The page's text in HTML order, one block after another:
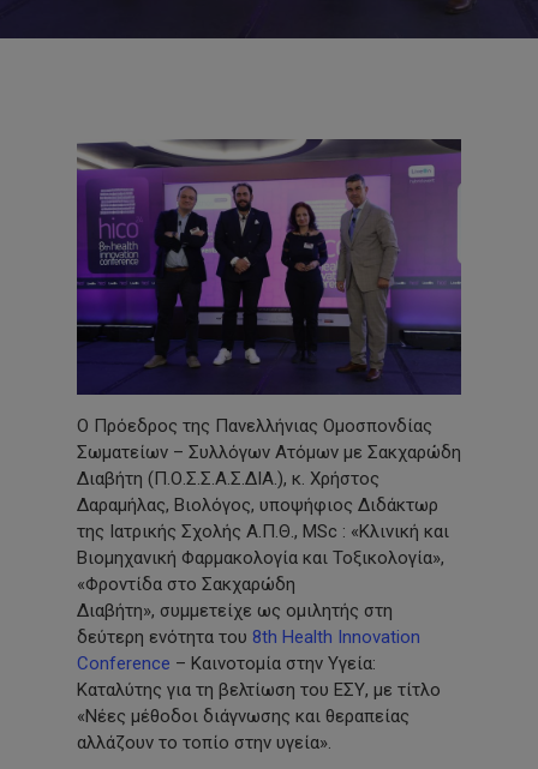
O Πρόεδρος της Πανελλήνιας Ομοσπονδίας
Σωματείων – Συλλόγων Ατόμων με Σακχαρώδη
Διαβήτη (Π.Ο.Σ.Σ.Α.Σ.ΔΙΑ.), κ. Χρήστος
Δαραμήλας, Βιολόγος, υποψήφιος Διδάκτωρ
της Ιατρικής Σχολής Α.Π.Θ., MSc : «Κλινική και
Βιομηχανική Φαρμακολογία και Τοξικολογία»,
«Φροντίδα στο Σακχαρώδη
Διαβήτη», συμμετείχε ως ομιλητής στη
δεύτερη ενότητα του 8th Health Innovation
Conference – Καινοτομία στην Υγεία:
Καταλύτης για τη βελτίωση του ΕΣΥ, με τίτλο
«Νέες μέθοδοι διάγνωσης και θεραπείας
αλλάζουν το τοπίο στην υγεία».